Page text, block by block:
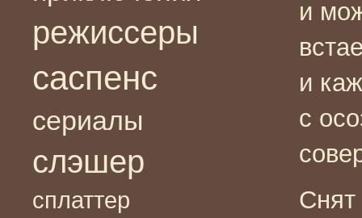
режиссеры
саспенс
сериалы
слэшер
сплаттер
и
и
с